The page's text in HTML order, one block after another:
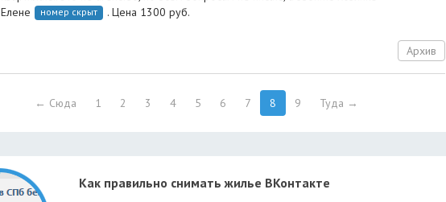
Елене
номер скрыт . Цена 1300 руб.
Архив
← Сюда 1 2 3 4 5 6 7 8 9 Туда →
Как правильно снимать жилье ВКонтакте